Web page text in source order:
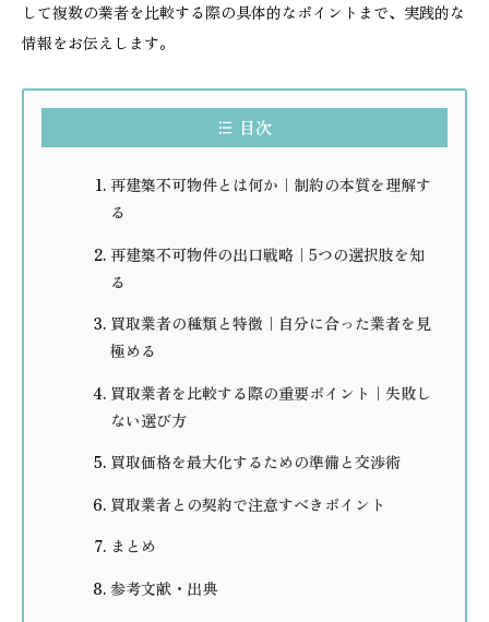
して複数の業者を比較する際の具体的なポイントまで、実践的な
情報をお伝えします。
目次
再建築不可物件とは何か｜制約の本質を理解す
る
再建築不可物件の出口戦略｜5つの選択肢を知
る
買取業者の種類と特徴｜自分に合った業者を見
極める
買取業者を比較する際の重要ポイント｜失敗し
ない選び方
買取価格を最大化するための準備と交渉術
買取業者との契約で注意すべきポイント
まとめ
参考文献・出典